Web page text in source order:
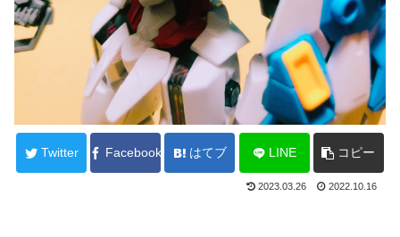
Twitter Facebook はてブ LINE コピー
2023.03.26 2022.10.16